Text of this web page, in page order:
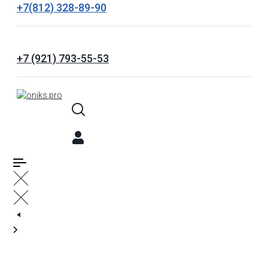
+7(812) 328-89-90
+7 (921) 793-55-53